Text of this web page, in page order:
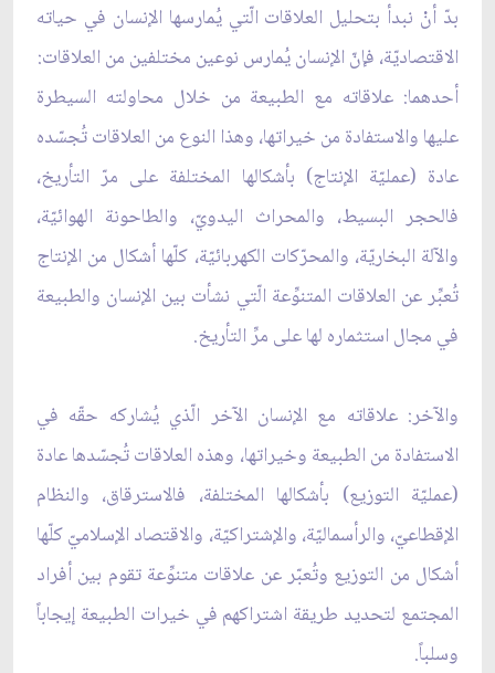
بدّ أنْ نبدأ بتحليل العلاقات الّتي يُمارسها الإنسان في حياته
الاقتصاديّة، فإنّ الإنسان يُمارس نوعين مختلفين من العلاقات:
أحدهما: علاقاته مع الطبيعة من خلال محاولته السيطرة
عليها والاستفادة من خيراتها، وهذا النوع من العلاقات تُجسّده
عادة (عمليّة الإنتاج) بأشكالها المختلفة على مرّ التأريخ،
فالحجر البسيط، والمحراث اليدويّ، والطاحونة الهوائيّة،
والآلة البخاريّة، والمحرّكات الكهربائيّة، كلّها أشكال من الإنتاج
تُعبِّر عن العلاقات المتنوِّعة الّتي نشأت بين الإنسان والطبيعة
في مجال استثماره لها على مرِّ التأريخ.
والآخر: علاقاته مع الإنسان الآخر الّذي يُشاركه حقّه في
الاستفادة من الطبيعة وخيراتها، وهذه العلاقات تُجسّدها عادة
(عمليّة التوزيع) بأشكالها المختلفة، فالاسترقاق، والنظام
الإقطاعيّ، والرأسماليّة، والإشتراكيّة، والاقتصاد الإسلاميّ كلّها
أشكال من التوزيع وتُعبّر عن علاقات متنوِّعة تقوم بين أفراد
المجتمع لتحديد طريقة اشتراكهم في خيرات الطبيعة إيجاباً
وسلباً.